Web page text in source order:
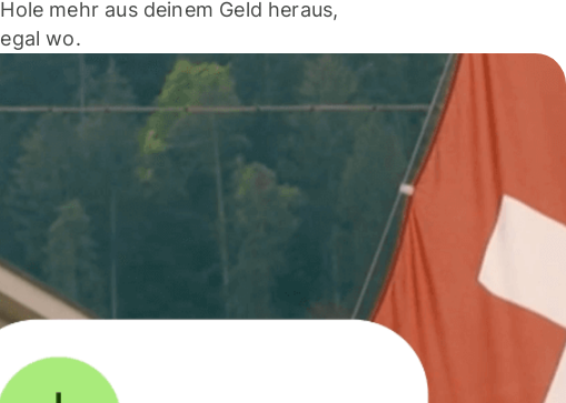
Hole mehr aus deinem Geld heraus,
egal wo.